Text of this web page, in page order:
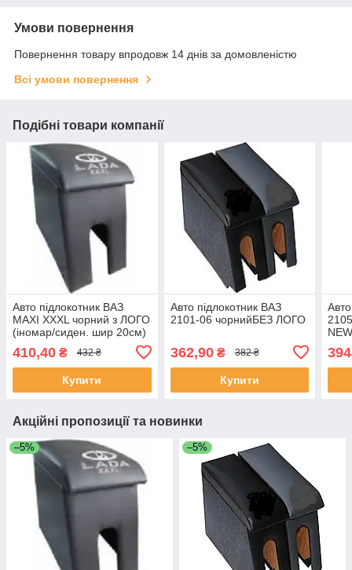
Умови повернення
Повернення товару впродовж 14 днів за домовленістю
Всі умови повернення
Подібні товари компанії
Авто підлокотник ВАЗ
MAXI XXXL чорний з ЛОГО
(іномар/сиден. шир 20см)
410,40 ₴ 432 ₴
Купити
Авто підлокотник ВАЗ
2101-06 чорнийБЕЗ ЛОГО
362,90₴ 382 ₴
Купити
Акційні пропозиції та новинки
–5% –5%